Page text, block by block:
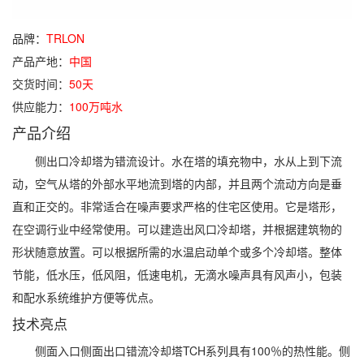
品牌： TRLON
产品产地： 中国
交货时间： 50天
供应能力： 100万吨水
产品介绍
侧出口冷却塔为错流设计。水在塔的填充物中，水从上到下流
动，空气从塔的外部水平地流到塔的内部，并且两个流动方向是垂
直和正交的。非常适合在噪声要求严格的住宅区使用。它是塔形，
在空调行业中经常使用。可以建造出风口冷却塔，并根据建筑物的
形状随意放置。可以根据所需的水温启动单个或多个冷却塔。整体
节能，低水压，低风阻，低速电机，无滴水噪声具有风声小，包装
和配水系统维护方便等优点。
技术亮点
侧面入口侧面出口错流冷却塔TCH系列具有100％的热性能。侧